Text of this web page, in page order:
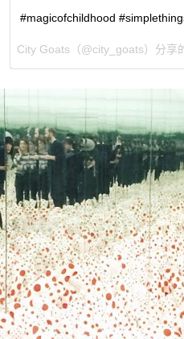
#magicofchildhood
City Goats （@city_goats）分享